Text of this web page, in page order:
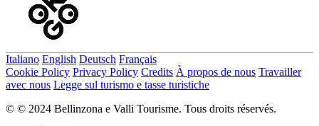
Italiano English Deutsch Français
Cookie Policy Privacy Policy Credits À propos de nous Travailler
avec nous Legge sul turismo e tasse turistiche
© © 2024 Bellinzona e Valli Tourisme. Tous droits réservés.